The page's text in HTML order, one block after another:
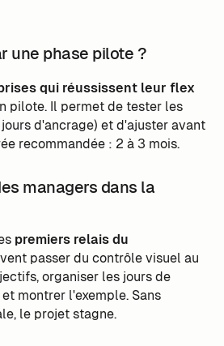
une phase pilote ?
qui réussissent leur flex
pilote. Il permet de tester les
d'ancrage) et d'ajuster avant
recommandée : 2 à 3 mois.
managers dans la
premiers relais du
passer du contrôle visuel au
organiser les jours de
montrer l'exemple. Sans
le projet stagne.